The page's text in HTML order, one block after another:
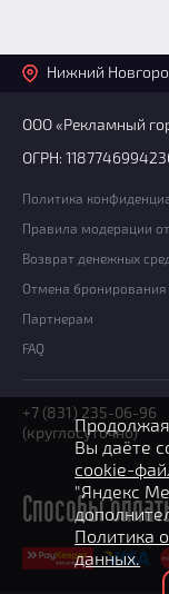
Нижний
ООО «Рекламный
ОГРН:
Политика
Правила модерации
Возврат денежных
Отмена бронирования
Партнерам
FAQ
+7 (831) 235-06-96
(круглосуточно)
Способы
Вы даёте
cookie-
"Яндекс
Политика
данных.